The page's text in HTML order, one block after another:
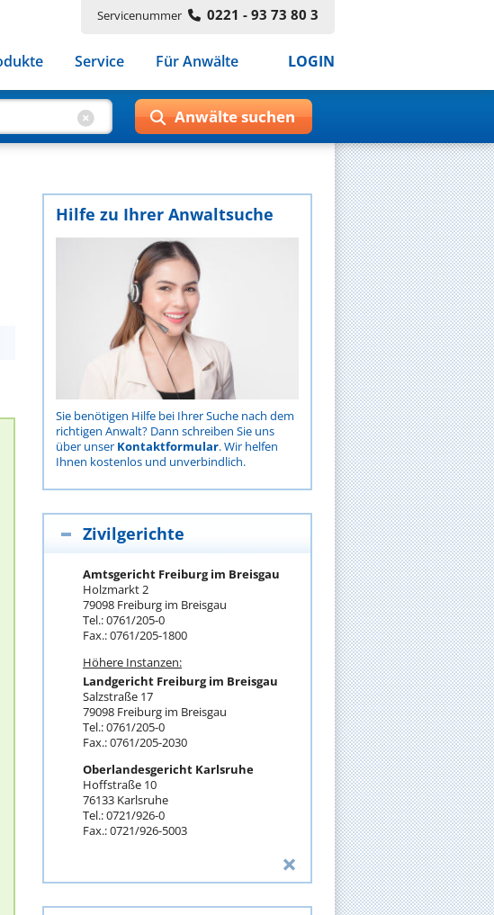
Servicenummer 0221 - 93 73 80 3
Service Für Anwälte LOGIN
Hilfe zu Ihrer Anwaltsuche
Sie benötigen Hilfe bei Ihrer Suche nach dem
richtigen Anwalt? Dann schreiben Sie uns
über unser Kontaktformular. Wir helfen
Ihnen kostenlos und unverbindlich.
Zivilgerichte
Amtsgericht Freiburg im Breisgau
Holzmarkt 2
79098 Freiburg im Breisgau
Tel.: 0761/205-0
Fax.: 0761/205-1800
Höhere Instanzen:
Landgericht Freiburg im Breisgau
Salzstraße 17
79098 Freiburg im Breisgau
Tel.: 0761/205-0
Fax.: 0761/205-2030
Oberlandesgericht Karlsruhe
Hoffstraße 10
76133 Karlsruhe
Tel.: 0721/926-0
Fax.: 0721/926-5003